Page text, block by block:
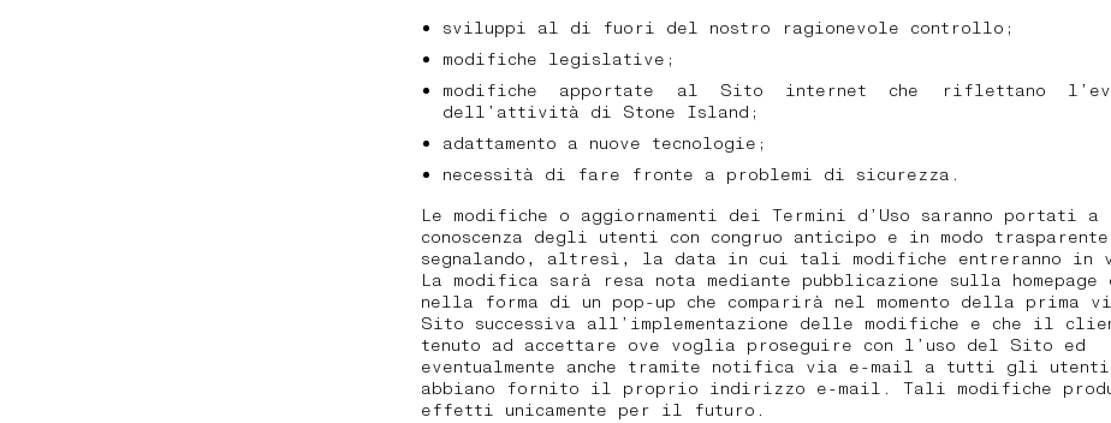
sviluppi al di fuori del nostro ragionevole controllo;
modifiche legislative;
modifiche apportate al Sito internet che riflettano
dell’attività di Stone Island;
adattamento a nuove tecnologie;
necessità di fare fronte a problemi di sicurezza.
Le modifiche o aggiornamenti dei Termini d’Uso saranno portati a
conoscenza degli utenti con congruo anticipo e in modo
segnalando, altresì, la data in cui tali modifiche entreranno in
La modifica sarà resa nota mediante pubblicazione sulla
nella forma di un pop-up che comparirà nel momento della prima
Sito successiva all’implementazione delle modifiche e che il
tenuto ad accettare ove voglia proseguire con l’uso del Sito ed
eventualmente anche tramite notifica via e-mail a tutti gli utenti
abbiano fornito il proprio indirizzo e-mail. Tali modifiche
effetti unicamente per il futuro.